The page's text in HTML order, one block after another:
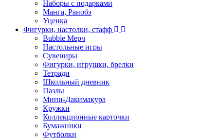
Наборы с подарками
Манга, Ранобэ
Уценка
Фигурки, настолки, стафф
Bubble Мерч
Настольные игры
Сувениры
Фигурки, игрушки, брелки
Тетради
Школьный дневник
Пазлы
Мини-Дакимакура
Кружки
Коллекционные карточки
Бумажники
Футболки